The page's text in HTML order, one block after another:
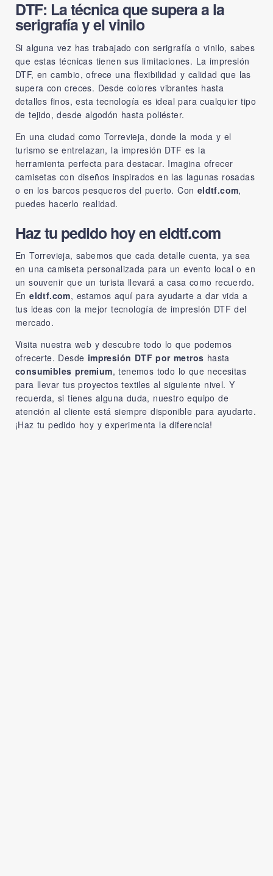
DTF: La técnica que supera a la
serigrafía y el vinilo
Si alguna vez has trabajado con serigrafía o vinilo, sabes
que estas técnicas tienen sus limitaciones. La impresión
DTF, en cambio, ofrece una flexibilidad y calidad que las
supera con creces. Desde colores vibrantes hasta
detalles finos, esta tecnología es ideal para cualquier tipo
de tejido, desde algodón hasta poliéster.
En una ciudad como Torrevieja, donde la moda y el
turismo se entrelazan, la impresión DTF es la
herramienta perfecta para destacar. Imagina ofrecer
camisetas con diseños inspirados en las lagunas rosadas
o en los barcos pesqueros del puerto. Con eldtf.com,
puedes hacerlo realidad.
Haz tu pedido hoy en eldtf.com
En Torrevieja, sabemos que cada detalle cuenta, ya sea
en una camiseta personalizada para un evento local o en
un souvenir que un turista llevará a casa como recuerdo.
Eneldtf.com, estamos aquí para ayudarte a dar vida a
tus ideas con la mejor tecnología de impresión DTF del
mercado.
Visita nuestra web y descubre todo lo que podemos
ofrecerte. Desde impresión DTF por metros hasta
consumibles premium, tenemos todo lo que necesitas
para llevar tus proyectos textiles al siguiente nivel. Y
recuerda, si tienes alguna duda, nuestro equipo de
atención al cliente está siempre disponible para ayudarte.
¡Haz tu pedido hoy y experimenta la diferencia!